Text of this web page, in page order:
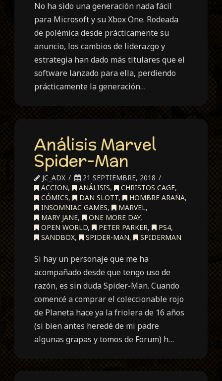
No ha sido una generación nada fácil
para Microsoft y su Xbox One. Rodeada
de polémica desde prácticamente su
anuncio, los cambios de liderazgo y
estrategia han dado más titulares que el
software lanzado para ella, perdiendo
prácticamente la generación…
Análisis Marvel
Spider-Man
JC_ADX
21 SEPTIEMBRE, 2018
ACCION, ANÁLISIS, CHRISTOS CAGE,
CÓMICS, DAN SLOTT, HOMBRE ARAÑA,
INSOMNIAC GAMES, MARVEL,
MARY JANE, ONE MORE DAY,
OPEN WORLD, PETER PARKER, PS4,
SANDBOX, SPIDER-MAN, SPIDERMAN
Si hay un personaje que me ha
acompañado desde que tengo uso de
razón, es sin duda Spider-Man. Cuando
comencé a comprar el coleccionable rojo
de Planeta hace ya la friolera de 16 años
(si bien antes heredé de mi padre
algunas grapas y tomos de Forum) h…